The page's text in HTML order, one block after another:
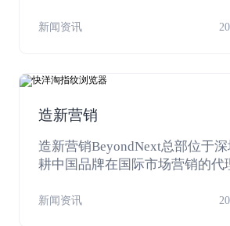
单方法。
新闻资讯
造新营销
造新营销BeyondNext总部位于
耕中国品牌在国际市场营销的代
外知名度与国际竞争优势。同时
新闻资讯